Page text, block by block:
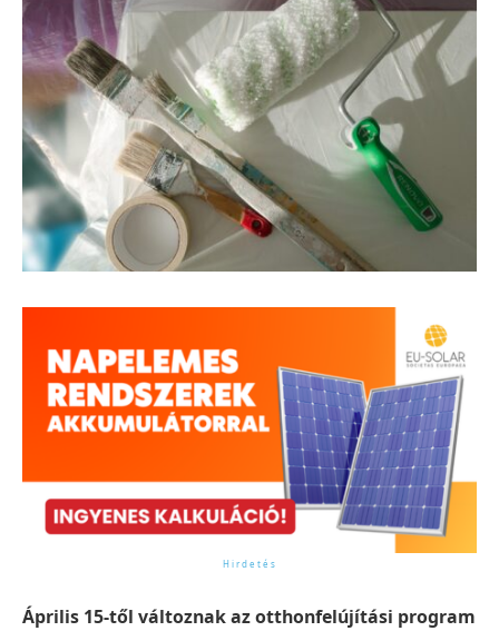
Április 15-től változnak az otthonfelújítási program